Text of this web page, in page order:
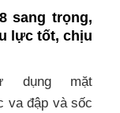
sang trọng,
lực tốt, chịu
dụng mặt
va đập và sốc